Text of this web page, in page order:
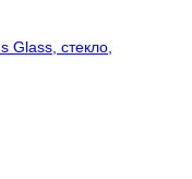
Glass, стекло,